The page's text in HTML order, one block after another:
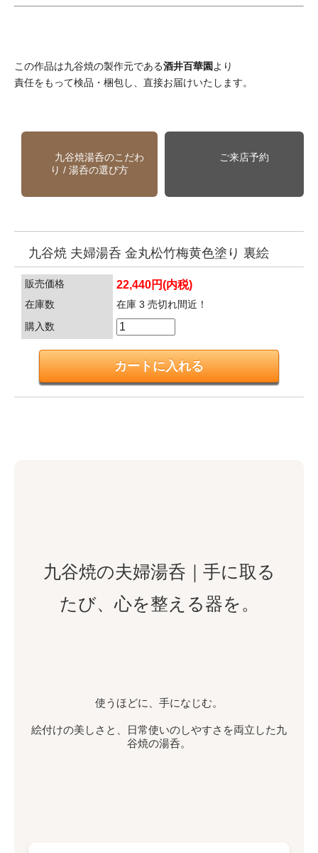
この作品は九谷焼の製作元である酒井百華園より
責任をもって検品・梱包し、直接お届けいたします。
九谷焼湯呑のこだわ
り / 湯呑の選び方
ご来店予約
九谷焼 夫婦湯呑 金丸松竹梅黄色塗り 裏絵
販売価格 22,440円(内税)
在庫数
在庫 3 売切れ間近！
購入数
九谷焼の夫婦湯呑｜手に取る
たび、心を整える器を。
使うほどに、手になじむ。
絵付けの美しさと、日常使いのしやすさを両立した九
谷焼の湯呑。